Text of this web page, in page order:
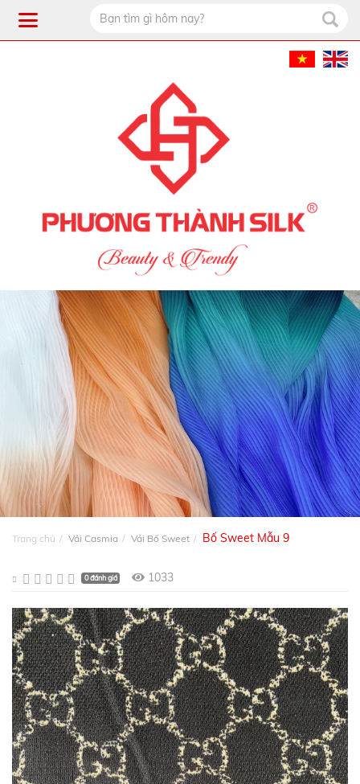
Trang chủ Vải Casmia Vải Bố Sweet Bố Sweet Mẫu 9
0 đánh giá 1033